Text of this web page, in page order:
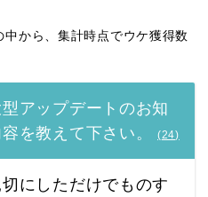
から、集計時点でウケ獲得数
アップデートのお知
を教えて下さい。
(24)
にしただけでものす